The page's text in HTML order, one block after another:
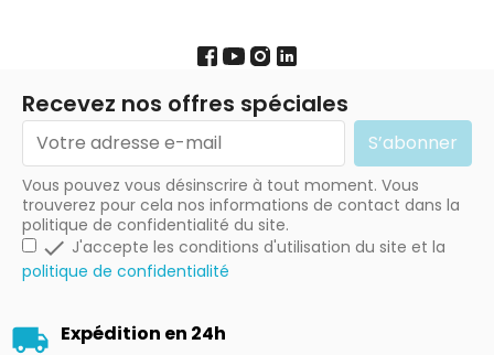
Recevez nos offres spéciales
Vous pouvez vous désinscrire à tout moment. Vous
trouverez pour cela nos informations de contact dans la
politique de confidentialité du site.
 J'accepte les conditions d'utilisation du site et la
politique de confidentialité
Expédition en 24h